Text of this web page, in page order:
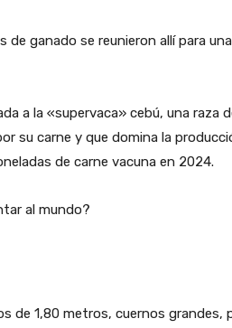
ganado se reunieron allí para
a la «supervaca» cebú, una raza
su carne y que domina la
de carne vacuna en 2024.
al mundo?
de 1,80 metros, cuernos grandes,